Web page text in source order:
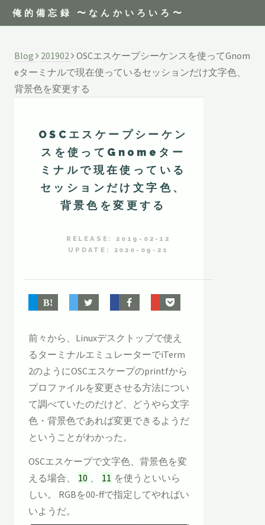
俺的備忘録 〜なんかいろいろ〜
Blog 201902 OSCエスケープシーケンスを使ってGnom
eターミナルで現在使っているセッションだけ文字色、
背景色を変更する
OSCエスケープシーケン
スを使ってGnomeター
ミナルで現在使っている
セッションだけ文字色、
背景色を変更する
RELEASE: 2019-02-12
UPDATE: 2020-09-21
前々から、Linuxデスクトップで使え
るターミナルエミュレーターでiTerm
2のようにOSCエスケープのprintfから
プロファイルを変更させる方法につい
て調べていたのだけど、どうやら文字
色・背景色であれば変更できるようだ
ということがわかった。
OSCエスケープで文字色、背景色を変
える場合、
10 11 を使うといいら
しい。 RGBを00-ffで指定してやればい
いようだ。